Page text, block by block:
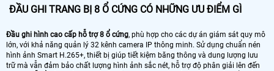
ĐẦU GHI TRANG BỊ 8 Ổ CỨNG CÓ NHỮNG ƯU ĐIỂM GÌ
Đầu ghi hình cao cấp hỗ trợ 8 ổ cứng, phù hợp cho các dự án giám sát quy mô
lớn, với khả năng quản lý 32 kênh camera IP thông minh. Sử dụng chuẩn nén
hình ảnh Smart H.265+, thiết bị giúp tiết kiệm băng thông và dung lượng lưu
trữ mà vẫn đảm bảo chất lượng hình ảnh sắc nét, hỗ trợ độ phân giải lên đến